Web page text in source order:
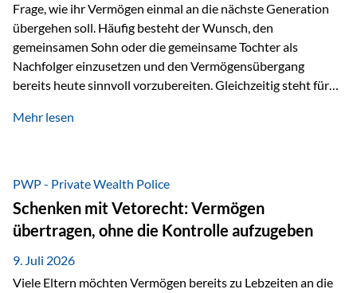
Frage, wie ihr Vermögen einmal an die nächste Generation
übergehen soll. Häufig besteht der Wunsch, den
gemeinsamen Sohn oder die gemeinsame Tochter als
Nachfolger einzusetzen und den Vermögensübergang
bereits heute sinnvoll vorzubereiten. Gleichzeitig steht für
passiert, wenn einer der beiden verstirbt? Der überlebende
Vermögen verfügen können. Genau für diese
Ausgangssituation bietet die Private Wealth Police der
Vienna-Life eine durchdachte Gestaltungsmöglichkeit. Die
Ausgangssituation Stellen Sie sich folgendes Beispiel vor:
Ein…
Mehr lesen
PWP - Private Wealth Police
Schenken mit Vetorecht: Vermögen
übertragen, ohne die Kontrolle aufzugeben
9. Juli 2026
Viele Eltern möchten Vermögen bereits zu Lebzeiten an die